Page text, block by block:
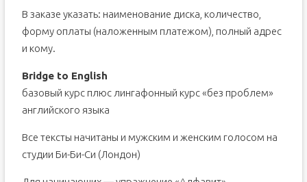
В заказе указать: наименование диска, количество,
форму оплаты (наложенным платежом), полный адрес
и кому.
Bridge to English
базовый курс плюс лингафонный курс «без проблем»
английского языка
Все тексты начитаны и мужским и женским голосом на
студии Би-Би-Си (Лондон)